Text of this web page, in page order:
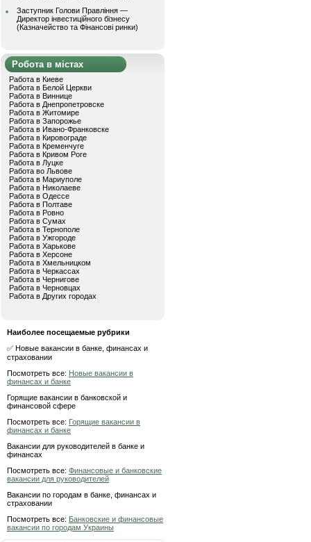
Заступник Голови Правління —
Директор інвестиційного бізнесу
(Казначейство та Фінансові ринки)
Робота в містах
Работа в Киеве
Работа в Белой Церкви
Работа в Виннице
Работа в Днепропетровске
Работа в Житомире
Работа в Запорожье
Работа в Ивано-Франковске
Работа в Кировограде
Работа в Кременчуге
Работа в Кривом Роге
Работа в Луцке
Работа во Львове
Работа в Мариуполе
Работа в Николаеве
Работа в Одессе
Работа в Полтаве
Работа в Ровно
Работа в Сумах
Работа в Тернополе
Работа в Ужгороде
Работа в Харькове
Работа в Херсоне
Работа в Хмельницком
Работа в Черкассах
Работа в Чернигове
Работа в Черновцах
Работа в Других городах
Наиболее посещаемые рубрики
✅ Новые вакансии в банке, финансах и
страховании
Посмотреть все: Новые вакансии в
финансах и банке
Горящие вакансии в банковской и
финансовой сфере
Посмотреть все: Горящие вакансии в
финансах и банке
Вакансии для руководителей в банке и
финансах
Посмотреть все: Финансовые и банковские
вакансии для руководителей
Вакансии по городам в банке, финансах и
страховании
Посмотреть все: Банковские и финансовые
вакансии по городам Украины